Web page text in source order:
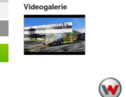
Videogalerie